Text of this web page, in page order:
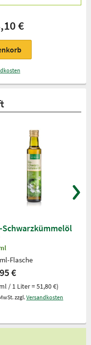
€
Schwarzkümmelöl
Flasche
€
/ 1 Liter = 51,80 €)
zzgl. Versandkosten